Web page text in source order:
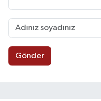
Gönder